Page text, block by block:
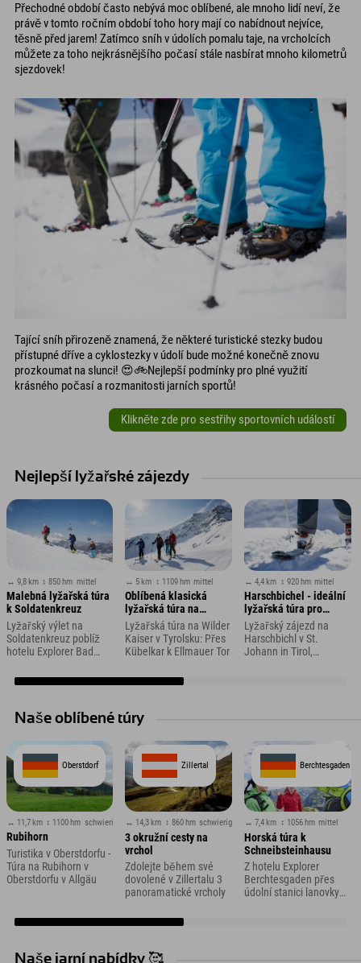
Přechodné období často nebývá moc oblíbené, ale mnoho lidí neví, že
právě v tomto ročním období toho hory mají co nabídnout nejvíce,
těsně před jarem! Zatímco sníh v údolích pomalu taje, na vrcholcích
můžete za toho nejkrásnějšího počasí stále nasbírat mnoho kilometrů
sjezdovek!
Tající sníh přirozeně znamená, že některé turistické stezky budou
přístupné dříve a cyklostezky v údolí bude možné konečně znovu
prozkoumat na slunci! 😍🚲Nejlepší podmínky pro plné využití
krásného počasí a rozmanitosti jarních sportů!
Klikněte zde pro sestřihy sportovních událostí
Nejlepší lyžařské zájezdy
↔ 9,8 km ↕ 850 hm mittel
Malebná lyžařská túra
k Soldatenkreuz
Lyžařský výlet na
Soldatenkreuz poblíž
hotelu Explorer Bad
↔ 5 km ↕ 1109 hm mittel
Oblíbená klasická
lyžařská túra na
Ellmauer Tor a Hintere
Goinger Halt
Lyžařská túra na Wilder
Kaiser v Tyrolsku: Přes
Kübelkar k Ellmauer Tor
↔ 4,4 km ↕ 920 hm mittel
Harschbichel - ideální
lyžařská túra pro
začátečníky a večerní
turisty
Lyžařský zájezd na
Harschbichl v St.
Johann in Tirol,
Naše oblíbené túry
Oberstdorf
↔ 11,7 km ↕ 1100 hm schwierig
Rubihorn
Turistika v Oberstdorfu -
Túra na Rubihorn v
Oberstdorfu v Allgäu
Zillertal
↔ 14,3 km ↕ 860 hm schwierig
3 okružní cesty na
vrchol
Zdolejte během své
dovolené v Zillertalu 3
panoramatické vrcholy
Berchtesgaden
↔ 7,4 km ↕ 1056 hm mittel
Horská túra k
Schneibsteinhausu
Z hotelu Explorer
Berchtesgaden přes
údolní stanici lanovky
Naše jarní nabídky 🥰